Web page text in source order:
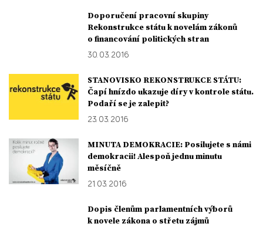
Doporučení pracovní skupiny
Rekonstrukce státu k novelám zákonů
o financování politických stran
30. 03. 2016
STANOVISKO REKONSTRUKCE STÁTU:
Čapí hnízdo ukazuje díry v kontrole státu.
Podaří se je zalepit?
23. 03. 2016
MINUTA DEMOKRACIE: Posilujete s námi
demokracii! Alespoň jednu minutu
měsíčně
21. 03. 2016
Dopis členům parlamentních výborů
k novele zákona o střetu zájmů